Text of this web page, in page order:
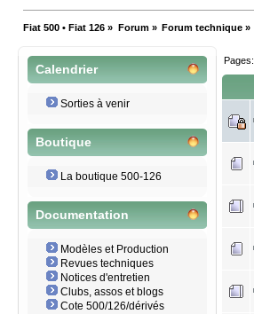
Fiat 500 • Fiat 126 » Forum» Forum technique»
Calendrier
Sorties à venir
Boutique
La boutique 500-126
Documentation
Modèles et Production
Revues techniques
Notices d'entretien
Clubs, assos et blogs
Cote 500/126/dérivés
Pages: